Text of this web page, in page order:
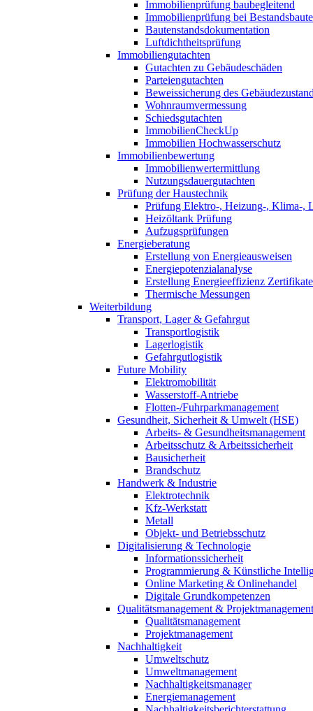
Immobilienprüfung baubegleitend
Immobilienprüfung bei
Bautenstandsdokumentation
Luftdichtheitsprüfung
Immobiliengutachten
Gutachten zu Gebäudeschäden
Parteiengutachten
Beweissicherung des
Wohnraumvermessung
Schiedsgutachten
ImmobilienCheckUp
Immobilien Hochwasserschutz
Immobilienbewertung
Immobilienwertermittlung
Nutzungsdauergutachten
Prüfung der Haustechnik
Prüfung Elektro-, Heizung-, Klima-,
Heizöltank Prüfung
Aufzugsprüfungen
Energieberatung
Erstellung von Energieausweisen
Energiepotenzialanalyse
Erstellung Energieeffizienz Zertifikate
Thermische Messungen
Weiterbildung
Transport, Lager & Gefahrgut
Transportlogistik
Lagerlogistik
Gefahrgutlogistik
Future Mobility
Elektromobilität
Wasserstoff-Antriebe
Flotten-/Fuhrparkmanagement
Gesundheit, Sicherheit & Umwelt (HSE)
Arbeits- & Gesundheitsmanagement
Arbeitsschutz & Arbeitssicherheit
Bausicherheit
Brandschutz
Handwerk & Industrie
Elektrotechnik
Kfz-Werkstatt
Metall
Objekt- und Betriebsschutz
Digitalisierung & Technologie
Informationssicherheit
Programmierung & Künstliche
Online Marketing & Onlinehandel
Digitale Grundkompetenzen
Qualitätsmanagement & Projektmanagement
Qualitätsmanagement
Projektmanagement
Nachhaltigkeit
Umweltschutz
Umweltmanagement
Nachhaltigkeitsmanager
Energiemanagement